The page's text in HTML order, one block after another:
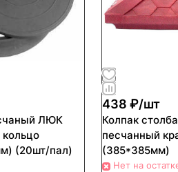
ЛЮК
(20шт/пал)
438 ₽/шт
Колпак
песчанный
(385*385мм)
Нет на